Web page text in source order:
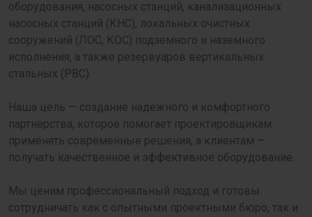
оборудования, насосных станций, канализационных
насосных станций (КНС), локальных очистных
сооружений (ЛОС, КОС) подземного и наземного
исполнения, а также резервуаров вертикальных
стальных (РВС).
Наша цель — создание надежного и комфортного
партнерства, которое помогает проектировщикам
применять современные решения, а клиентам —
получать качественное и эффективное оборудование.
Мы ценим профессиональный подход и готовы
сотрудничать как с опытными проектными бюро, так и